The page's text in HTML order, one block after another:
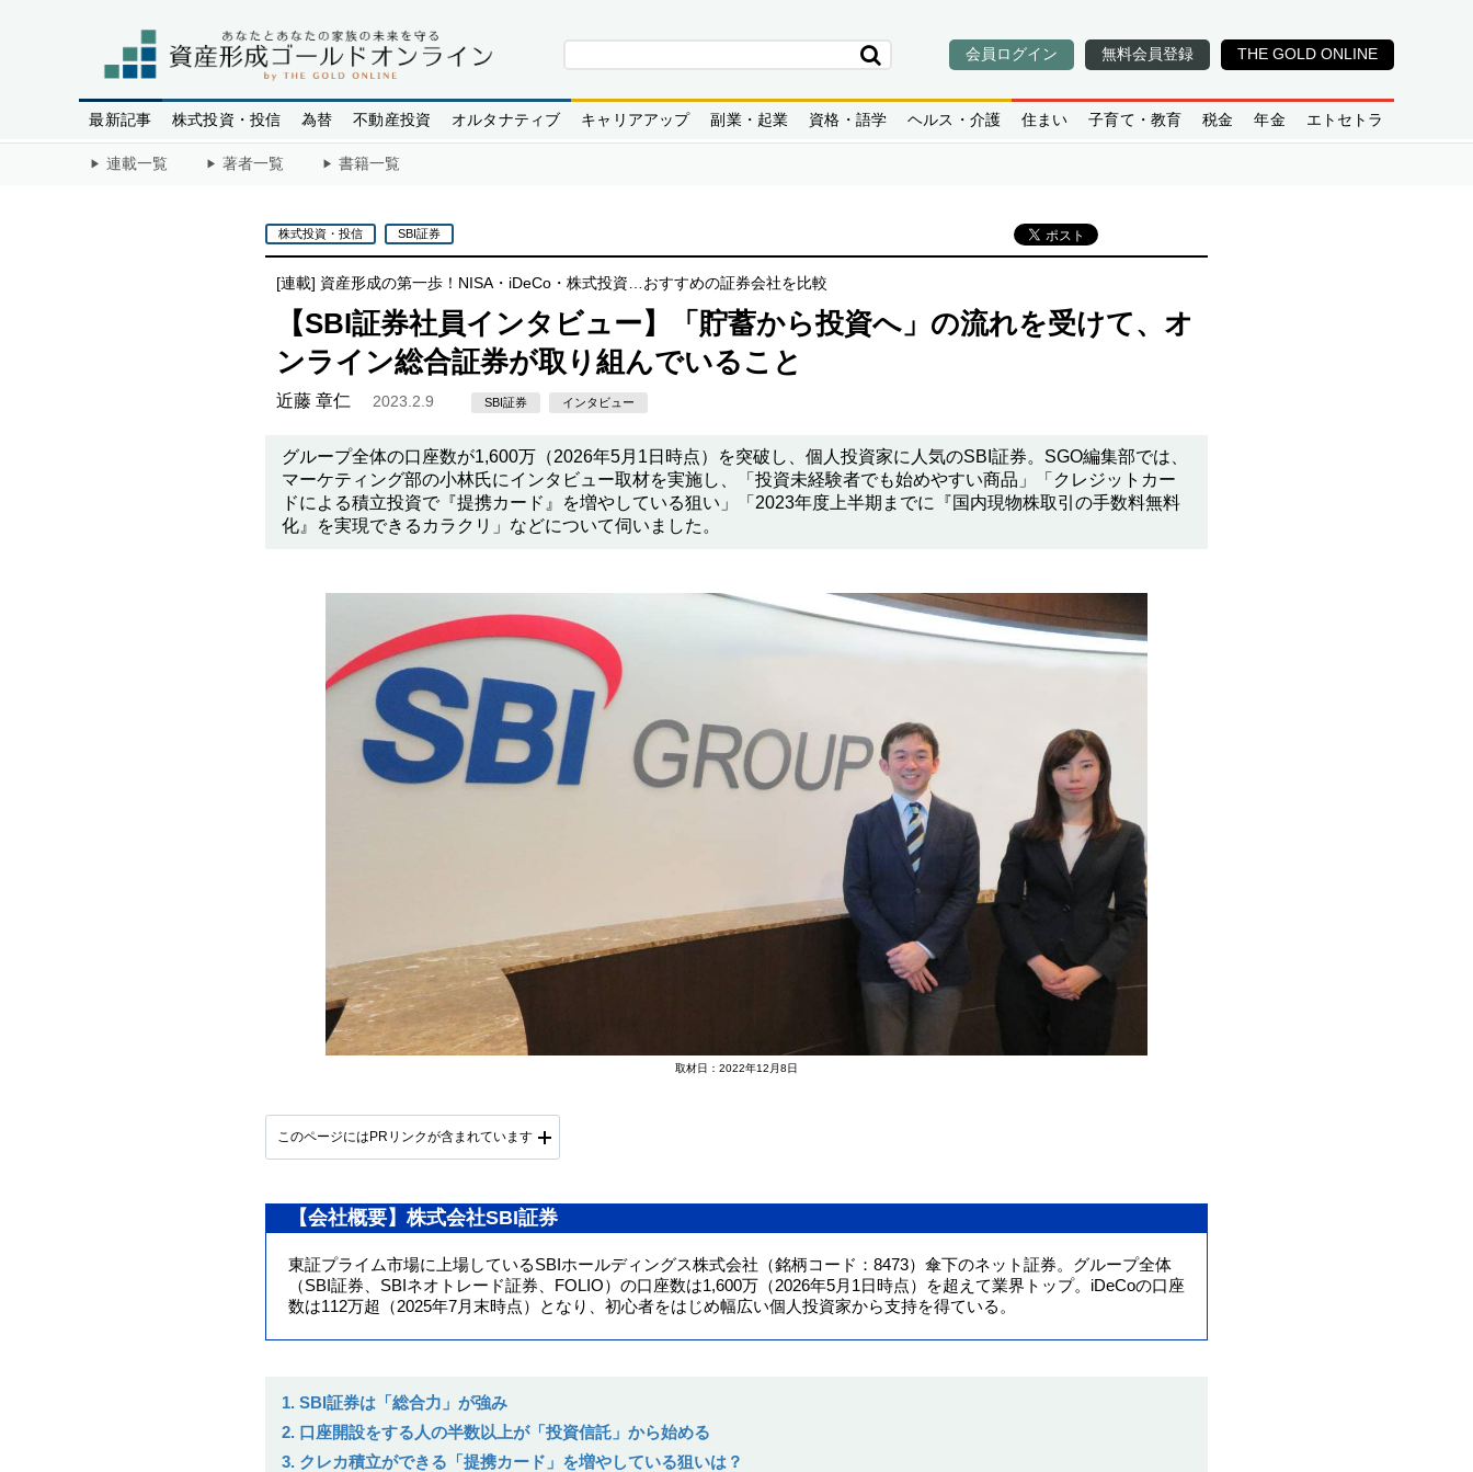
会員ログイン 無料会員登録 THE GOLD ONLINE
最新記事 株式投資・投信 為替 不動産投資 オルタナティブ キャリアアップ 副業・起業 資格・語学 ヘルス・介護 住まい 子育て・教育 税金 年金 エトセトラ
連載一覧 著者一覧 書籍一覧
株式投資・投信 SBI証券
[連載] 資産形成の第一歩！NISA・iDeCo・株式投資…おすすめの証券会社を比較
【SBI証券社員インタビュー】「貯蓄から投資へ」の流れを受けて、オ
ンライン総合証券が取り組んでいること
近藤 章仁 2023.2.9 SBI証券 インタビュー
グループ全体の口座数が1,600万（2026年5月1日時点）を突破し、個人投資家に人気のSBI証券。SGO編集部では、
マーケティング部の小林氏にインタビュー取材を実施し、「投資未経験者でも始めやすい商品」「クレジットカー
ドによる積立投資で『提携カード』を増やしている狙い」「2023年度上半期までに『国内現物株取引の手数料無料
化』を実現できるカラクリ」などについて伺いました。
取材日：2022年12月8日
このページにはPRリンクが含まれています
提携会社一覧
【会社概要】株式会社SBI証券
東証プライム市場に上場しているSBIホールディングス株式会社（銘柄コード：8473）傘下のネット証券。グループ全体
（SBI証券、SBIネオトレード証券、FOLIO）の口座数は1,600万（2026年5月1日時点）を超えて業界トップ。iDeCoの口座
数は112万超（2025年7月末時点）となり、初心者をはじめ幅広い個人投資家から支持を得ている。
1. SBI証券は「総合力」が強み
2. 口座開設をする人の半数以上が「投資信託」から始める
3. クレカ積立ができる「提携カード」を増やしている狙いは？